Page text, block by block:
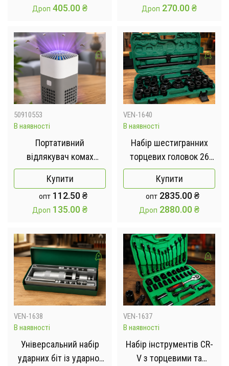
Дроп 405.00₴ Дроп 270.00₴
50910553
В наявності
Портативний
відлякувач комах
Mosquito Repellent USB
до 50 м²
Купити
опт 112.50₴
Дроп 135.00₴
VEN-1640
В наявності
Набір шестигранних
торцевих головок 26
предметів 21-65 мм у
кейсі
Купити
опт 2835.00₴
Дроп 2880.00₴
VEN-1638
В наявності
Універсальний набір
ударних біт із ударно-
VEN-1637
В наявності
Набір інструментів CR-
V з торцевими та